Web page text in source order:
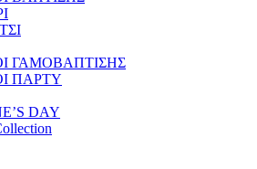
ΓΑΜΟΒΑΠΤΙΣΗΣ
ΠΑΡΤΥ
DAY